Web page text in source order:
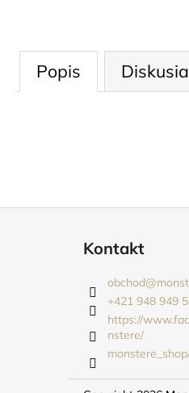
Popis Diskusia
Kontakt
obchod@
+421 948 949
https://
nstere/